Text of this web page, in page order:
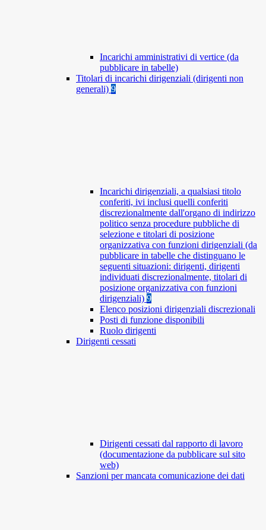
Incarichi amministrativi di vertice (da
pubblicare in tabelle)
Titolari di incarichi dirigenziali (dirigenti non
generali) 9
Incarichi dirigenziali, a qualsiasi titolo
conferiti, ivi inclusi quelli conferiti
discrezionalmente dall'organo di indirizzo
politico senza procedure pubbliche di
selezione e titolari di posizione
organizzativa con funzioni dirigenziali (da
pubblicare in tabelle che distinguano le
seguenti situazioni: dirigenti, dirigenti
individuati discrezionalmente, titolari di
posizione organizzativa con funzioni
dirigenziali) 9
Elenco posizioni dirigenziali discrezionali
Posti di funzione disponibili
Ruolo dirigenti
Dirigenti cessati
Dirigenti cessati dal rapporto di lavoro
(documentazione da pubblicare sul sito
web)
Sanzioni per mancata comunicazione dei dati